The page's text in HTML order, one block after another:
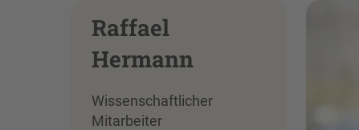
Raffael
Hermann
Wissenschaftlicher
Mitarbeiter